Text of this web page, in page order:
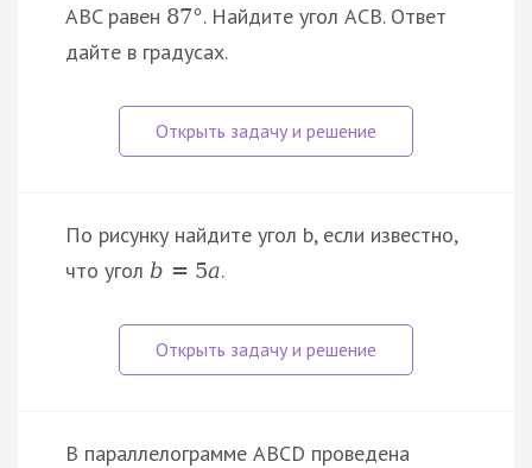
ABC равен 87°. Найдите угол ACB. Ответ
дайте в градусах.
По рисунку найдите угол b, если известно,
что угол b = 5a.
В параллелограмме ABCD проведена